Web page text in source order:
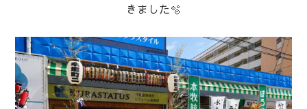
きました🫧